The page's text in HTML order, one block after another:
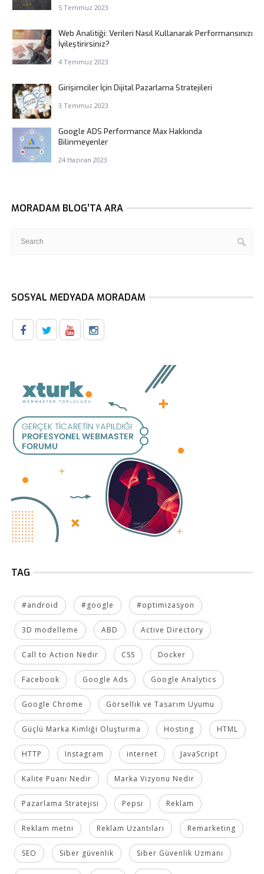
5 Temmuz 2023
Web Analitiği: Verileri Nasıl Kullanarak Performansınızı
İyileştirirsiniz?
4 Temmuz 2023
Girişimciler İçin Dijital Pazarlama Stratejileri
3 Temmuz 2023
Google ADS Performance Max Hakkında
Bilinmeyenler
24 Haziran 2023
MORADAM BLOG’TA ARA
SOSYAL MEDYADA MORADAM
TAG
#android #google #optimizasyon
3D modelleme ABD Active Directory
Call to Action Nedir CSS Docker
Facebook Google Ads Google Analytics
Google Chrome Görsellik ve Tasarım Uyumu
Güçlü Marka Kimliği Oluşturma Hosting HTML
HTTP Instagram internet JavaScript
Kalite Puanı Nedir Marka Vizyonu Nedir
Pazarlama Stratejisi Pepsi Reklam
Reklam metni Reklam Uzantıları Remarketing
SEO Siber güvenlik Siber Güvenlik Uzmanı